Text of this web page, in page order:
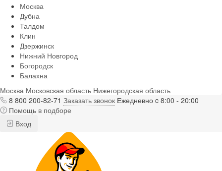
Москва
Дубна
Талдом
Клин
Дзержинск
Нижний Новгород
Богородск
Балахна
Москва Московская область Нижегородская область
8 800 200-82-71 Заказать звонок Ежедневно c 8:00 - 20:00
Помощь в подборе
Вход